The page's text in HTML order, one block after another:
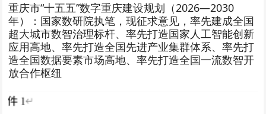
重庆市“十五五”数字重庆建设规划（2026—2030
年）：国家数研院执笔，现征求意见，率先建成全国
超大城市数智治理标杆、率先打造国家人工智能创新
应用高地、率先打造全国先进产业集群体系、率先打
造全国数据要素市场高地、率先打造全国一流数智开
放合作枢纽